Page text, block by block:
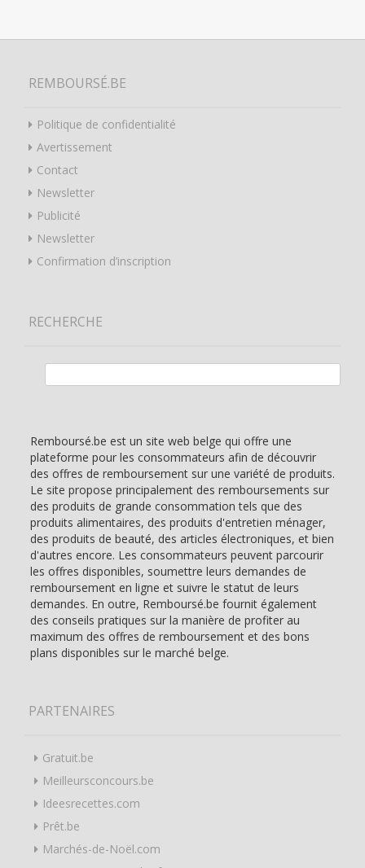
REMBOURSÉ.BE
Politique de confidentialité
Avertissement
Contact
Newsletter
Publicité
Newsletter
Confirmation d’inscription
RECHERCHE
Remboursé.be est un site web belge qui offre une
plateforme pour les consommateurs afin de découvrir
des offres de remboursement sur une variété de produits.
Le site propose principalement des remboursements sur
des produits de grande consommation tels que des
produits alimentaires, des produits d'entretien ménager,
des produits de beauté, des articles électroniques, et bien
d'autres encore. Les consommateurs peuvent parcourir
les offres disponibles, soumettre leurs demandes de
remboursement en ligne et suivre le statut de leurs
demandes. En outre, Remboursé.be fournit également
des conseils pratiques sur la manière de profiter au
maximum des offres de remboursement et des bons
plans disponibles sur le marché belge.
PARTENAIRES
Gratuit.be
Meilleursconcours.be
Ideesrecettes.com
Prêt.be
Marchés-de-Noël.com